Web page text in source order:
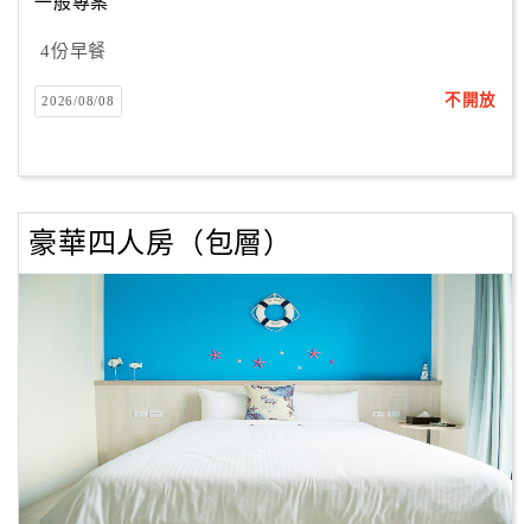
訂
房
Q&A
旅
卡
據
4份早餐
2026/08/08 不開放
豪華四人房（包層）